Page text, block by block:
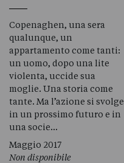
Copenaghen, una sera
qualunque, un
appartamento come tanti:
un uomo, dopo una lite
violenta, uccide sua
moglie. Una storia come
tante. Ma l’azione si svolge
in un prossimo futuro e in
una socie…
Maggio 2017
Non disponibile